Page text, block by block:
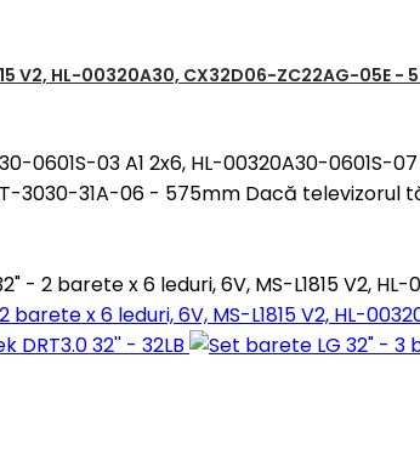
V2, HL-00320A30, CX32D06-ZC22AG-05E -
03 A1 2x6, HL-00320A30-0601S-
T-3030-31A-06 - 575mm Dacă
2 barete x 6 leduri, 6V, MS-L1815 V2,
x 6 leduri, 6V, MS-L1815 V2, HL-